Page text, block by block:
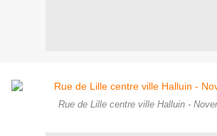
Rue de Lille centre ville Halluin -